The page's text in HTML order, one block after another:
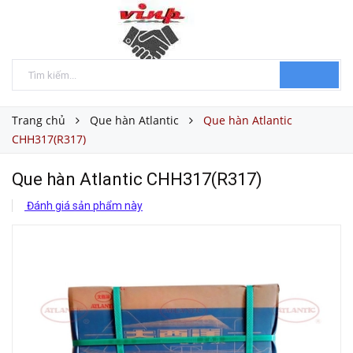
Trang chủ Que hàn Atlantic
Que hàn Atlantic
CHH317(R317)
Que hàn Atlantic CHH317(R317)
Đánh giá sản phẩm này